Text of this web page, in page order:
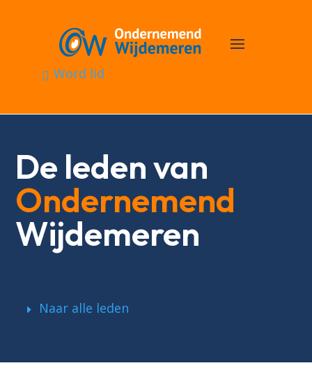
Word lid
De leden van
Ondernemend
Wijdemeren
Naar alle leden